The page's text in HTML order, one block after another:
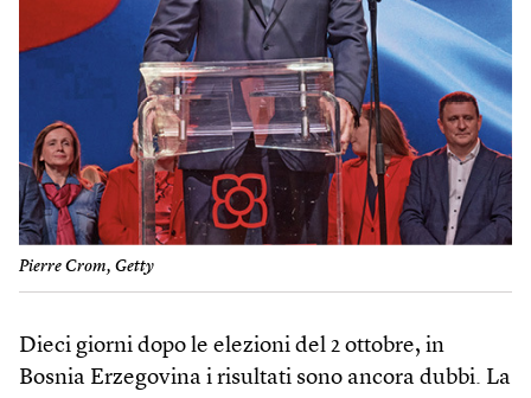
Pierre Crom, Getty
Dieci giorni dopo le elezioni del 2 ottobre, in
Bosnia Erzegovina i risultati sono ancora dubbi. La